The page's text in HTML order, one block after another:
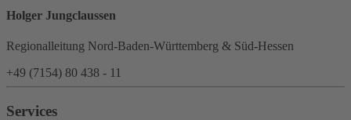
Holger Jungclaussen
Regionalleitung Nord-Baden-Württemberg & Süd-Hessen
+49 (7154) 80 438 - 11
Services